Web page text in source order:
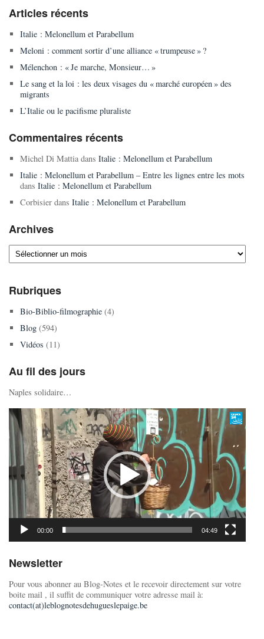
Articles récents
Italie : Melonellum et Parabellum
Meloni : comment sortir d’une alliance « trumpeuse » ?
Mélenchon : « Je marche, Monsieur… »
Le sang et la loi : les deux visages du « marché européen » des
migrants
L’Italie ou le pacifisme pluraliste
Commentaires récents
Michel Di Mattiadans Italie : Melonellum et Parabellum
Italie : Melonellum et Parabellum – Entre les lignes entre les mots
dans Italie : Melonellum et Parabellum
Corbisierdans Italie : Melonellum et Parabellum
Archives
Archives
Rubriques
Bio-Biblio-filmographie(4)
Blog(594)
Vidéos (11)
Au fil des jours
Naples solidaire…
Lecteur
vidéo
00:00 04:49
Newsletter
Pour vous abonner au Blog-Notes et le recevoir directement sur votre
boite mail , il suffit de communiquer votre adresse mail à:
contact(at)leblognotesdehugueslepaige.be